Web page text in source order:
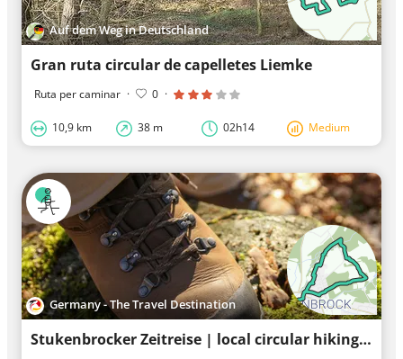
Auf dem Weg in Deutschland
Gran ruta circular de capelletes Liemke
Ruta per caminar · 0 ·
10,9 km 38 m 02h14 Medium
Germany - The Travel Destination
Stukenbrocker Zeitreise | local circular hiking trail in SHS